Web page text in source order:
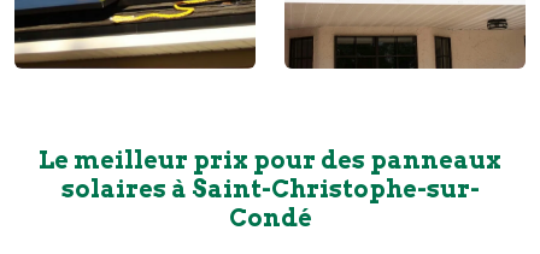
Le meilleur prix pour des panneaux
solaires à Saint-Christophe-sur-
Condé